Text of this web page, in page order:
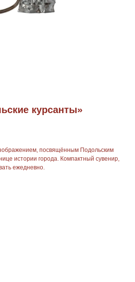
курсанты»
посвящённым Подольским
истории города. Компактный сувенир,
ежедневно.